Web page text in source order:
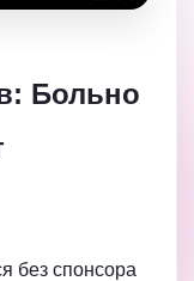
Больно
без спонсора